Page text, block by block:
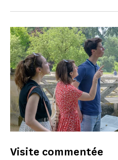
Visite commentée